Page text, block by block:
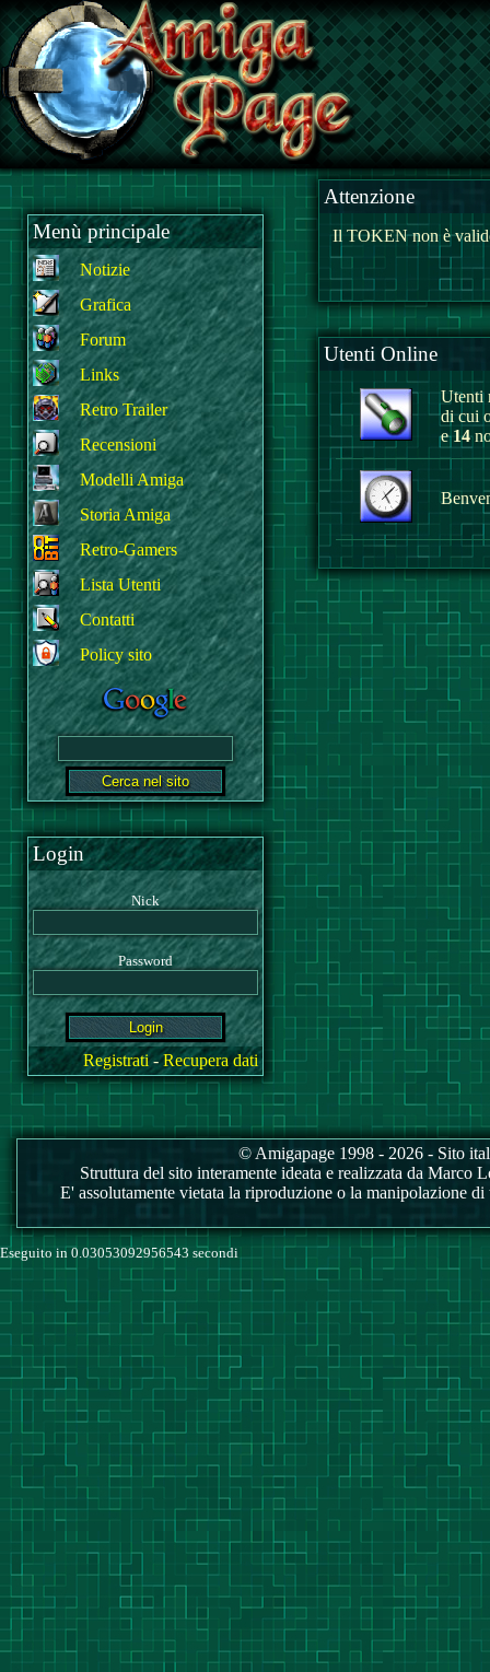
Menù principale
Notizie
Grafica
Forum
Links
Retro Trailer
Recensioni
Modelli Amiga
Storia Amiga
Retro-Gamers
Lista Utenti
Contatti
Policy sito
Login
Nick
Password
Registrati-Recupera dati
Attenzione
Il TOKEN non è
Utenti Online
Utenti
di cui
e14
© Amigapage 1998 - 2026 - Sito
Struttura del sito interamente ideata e realizzata da
E' assolutamente vietata la riproduzione o la manipolazione
Eseguito in 0.03053092956543 secondi